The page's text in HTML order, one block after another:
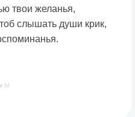
твои желанья,
слышать души крик,
М.